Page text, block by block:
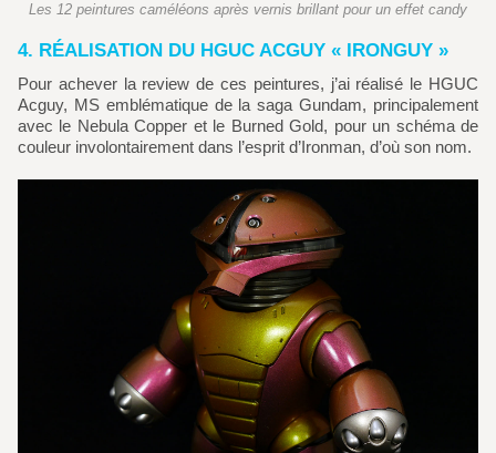
Les 12 peintures caméléons après vernis brillant pour un effet candy
4. RÉALISATION DU HGUC ACGUY « IRONGUY »
Pour achever la review de ces peintures, j’ai réalisé le HGUC
Acguy, MS emblématique de la saga Gundam, principalement
avec le Nebula Copper et le Burned Gold, pour un schéma de
couleur involontairement dans l’esprit d’Ironman, d’où son nom.